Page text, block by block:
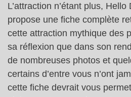
L’attraction n’étant plus,
propose une fiche complète
cette attraction mythique des
sa réflexion que dans son
de nombreuses photos et
certains d’entre vous n’ont
cette fiche devrait vous